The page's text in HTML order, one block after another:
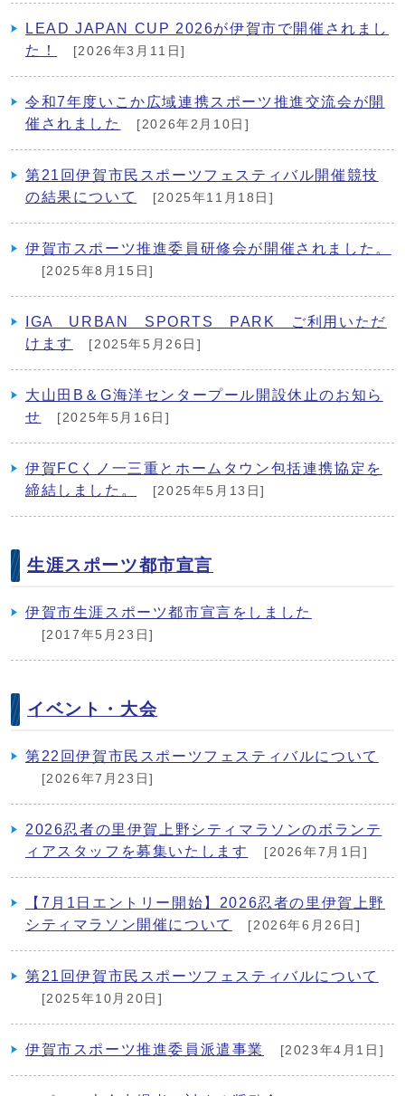
LEAD JAPAN CUP 2026が伊賀市で開催されまし
た！
[2026年3月11日]
令和7年度いこか広域連携スポーツ推進交流会が開
催されました
[2026年2月10日]
第21回伊賀市民スポーツフェスティバル開催競技
の結果について
[2025年11月18日]
伊賀市スポーツ推進委員研修会が開催されました。
[2025年8月15日]
IGA URBAN SPORTS PARK ご利用いただ
けます
[2025年5月26日]
大山田B＆G海洋センタープール開設休止のお知ら
せ
[2025年5月16日]
伊賀FCくノ一三重とホームタウン包括連携協定を
締結しました。
[2025年5月13日]
生涯スポーツ都市宣言
伊賀市生涯スポーツ都市宣言をしました
[2017年5月23日]
イベント・大会
第22回伊賀市民スポーツフェスティバルについて
[2026年7月23日]
2026忍者の里伊賀上野シティマラソンのボランテ
ィアスタッフを募集いたします
[2026年7月1日]
【7月1日エントリー開始】2026忍者の里伊賀上野
シティマラソン開催について
[2026年6月26日]
第21回伊賀市民スポーツフェスティバルについて
[2025年10月20日]
伊賀市スポーツ推進委員派遣事業 [2023年4月1日]